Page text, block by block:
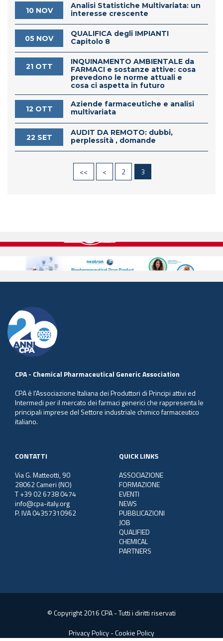
10 NOV
Analisi Statistiche Multivariata: un
interesse crescente
05 NOV
QUALIFICA degli IMPIANTI
Capitolo 8
21 OTT
INQUINAMENTO AMBIENTALE da
FARMACI e sostanze attive: cosa
prevedono le norme attuali e
cosa ci aspetta in futuro
12 OTT
Aziende farmaceutiche e analisi
multivariata
22 SET
AUDIT DA REMOTO: dubbi,
perplessità , domande
<< < 2 3
CPA - Chemical Pharmaceutical Generic Association
CPA è l'Associazione Italiana dei Produttori di Principi attivi ed
Intermedi per il mercato dei farmaci generici che rappresenta le
principali imprese del Settore industriale chimico farmaceutico
italiano.
CONTATTI
Via G. Matteotti, 90
28062 Cameri (NO)
T +39 02 6738 0474
info@cpa-italy.org
P. IVA 04357310962
QUICK LINKS
ASSOCIAZIONE
FORMAZIONE
EVENTI
NEWS
PUBBLICAZIONI
JOB
QUALIFIED
CHEMICAL
PARTNERS
© Copyright 2016 CPA - Tutti i diritti riservati
Privacy Policy-Cookie Policy